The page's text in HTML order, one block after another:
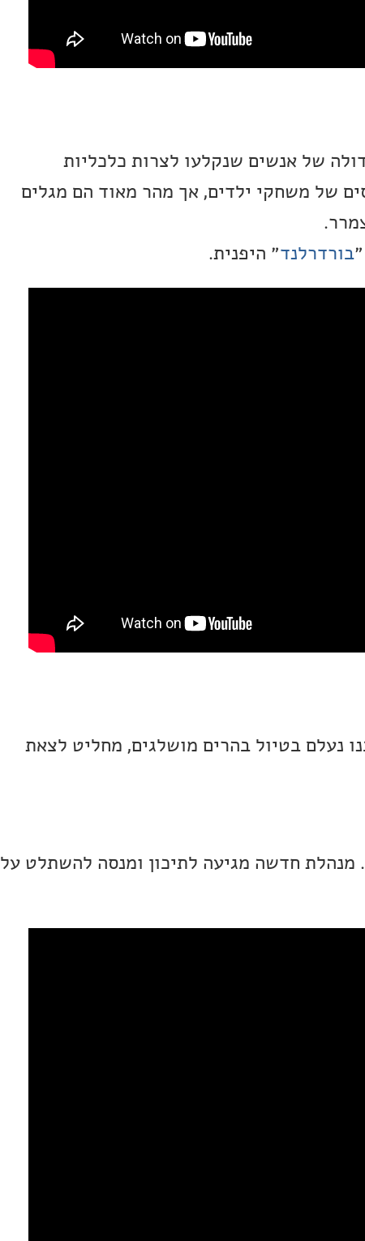
של אנשים שנקלעו לצרות כלכליות
של משחקי ילדים, אך מהר מאוד הם מגלים
בורדרלנד״ היפנית.
נעלם בטיול בהרים מושלגים, מחליט לצאת
מנהלת חדשה מגיעה לתיכון ומנסה להשתלט על